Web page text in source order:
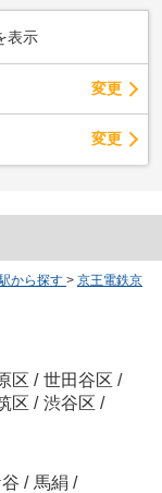
表示
変更
変更
から探す > 京王電鉄京
区 / 世田谷区 /
区 / 渋谷区 /
/ 馬絹 /